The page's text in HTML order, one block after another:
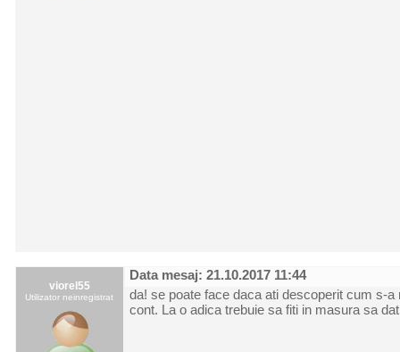
viorel55
Utilizator neinregistrat
Data mesaj: 21.10.2017 11:44
da! se poate face daca ati descoperit cum s-a
cont. La o adica trebuie sa fiti in masura sa